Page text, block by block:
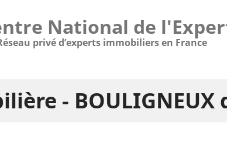
National de
privé d’experts immobiliers en France
-